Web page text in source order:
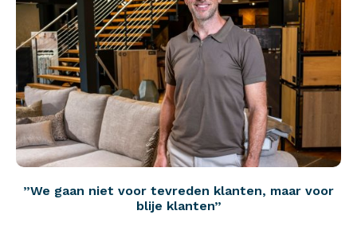
”We gaan niet voor tevreden klanten, maar voor
blije klanten”